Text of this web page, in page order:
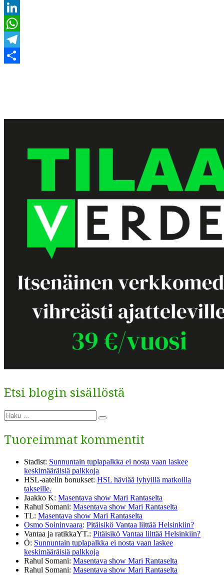
Email
LinkedIn
WhatsApp
Telegram
Etsi blogin sisällöstä
Etsi:
Haku
Tuoreimmat kommentit
Stadist: Sunnuntain tuplapalkka ei nosta vaan laskee
keskimääräisiä palkkoja
HSL-aatelin bonukset: HSL häviää lyhyillä matkoilla
takseille.
Jaakko K: Masentava show Mari Rantaselta
Rahul Somani: Masentava show Mari Rantaselta
TL: Masentava show Mari Rantaselta
Osmo Soininvaara: Pitäisikö Vantaa liittää Helsinkiin?
Vantaa ja ratikkaYT.: Pitäisikö Vantaa liittää Helsinkiin?
Ö: Sunnuntain tuplapalkka ei nosta vaan laskee
keskimääräisiä palkkoja
Rahul Somani: Masentava show Mari Rantaselta
Rahul Somani: Masentava show Mari Rantaselta